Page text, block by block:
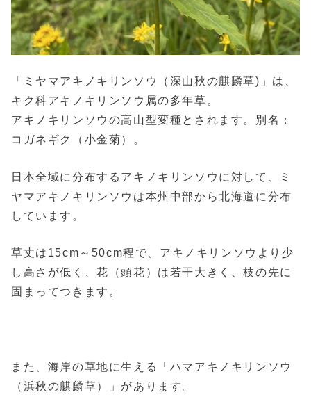
「ミヤマアキノキリンソウ（深山秋の麒麟草)」は、
キク科アキノキリンソウ属の多年草。
アキノキリンソウの高山型変種とされます。別名：
コガネギク（小金菊）。
日本全域に分布するアキノキリンソウに対して、ミ
ヤマアキノキリンソウは本州中部から北海道に分布
しています。
草丈は15cm～50cm程で、アキノキリンソウより少
し高さが低く、花（頭花）は若干大きく、枝の先に
固まってつきます。
また、海岸の草地に生える「ハマアキノキリンソウ
（浜秋の麒麟草）」があります。